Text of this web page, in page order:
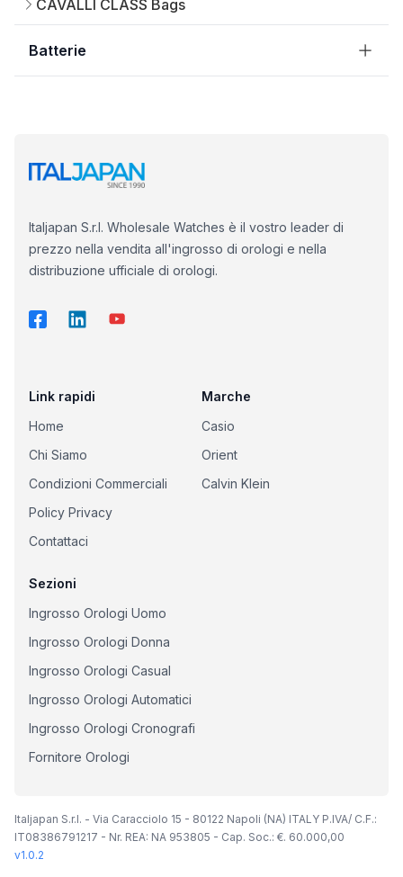
CAVALLI CLASS Bags
Batterie
Italjapan S.r.l. Wholesale Watches è il vostro leader di
prezzo nella vendita all'ingrosso di orologi e nella
distribuzione ufficiale di orologi.
Link rapidi
Home
Chi Siamo
Condizioni Commerciali
Policy Privacy
Contattaci
Marche
Casio
Orient
Calvin Klein
Sezioni
Ingrosso Orologi Uomo
Ingrosso Orologi Donna
Ingrosso Orologi Casual
Ingrosso Orologi Automatici
Ingrosso Orologi Cronografi
Fornitore Orologi
Italjapan S.r.l. - Via Caracciolo 15 - 80122 Napoli (NA) ITALY P.IVA/ C.F.:
IT08386791217 - Nr. REA: NA 953805 - Cap. Soc.: €. 60.000,00
v1.0.2